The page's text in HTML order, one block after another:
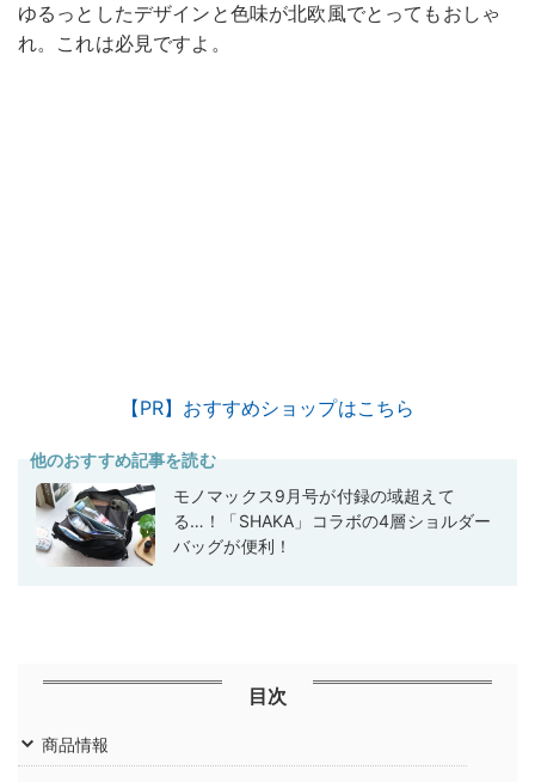
ゆるっとしたデザインと色味が北欧風でとってもおしゃ
れ。これは必見ですよ。
【PR】おすすめショップはこちら
他のおすすめ記事を読む
モノマックス9月号が付録の域超えて
る…！「SHAKA」コラボの4層ショルダー
バッグが便利！
目次
商品情報